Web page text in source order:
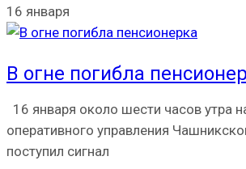
16 января
В огне погибла
16 января около шести часов утра
оперативного управления
поступил сигнал